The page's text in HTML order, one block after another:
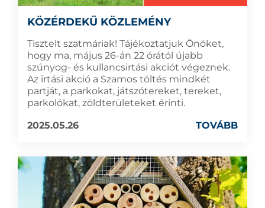
KÖZÉRDEKŰ KÖZLEMÉNY
Tisztelt szatmáriak! Tájékoztatjuk Önöket,
hogy ma, május 26-án 22 órától újabb
szúnyog- és kullancsirtási akciót végeznek.
Az irtási akció a Szamos töltés mindkét
partját, a parkokat, játszótereket, tereket,
parkolókat, zöldterületeket érinti.
2025.05.26
TOVÁBB